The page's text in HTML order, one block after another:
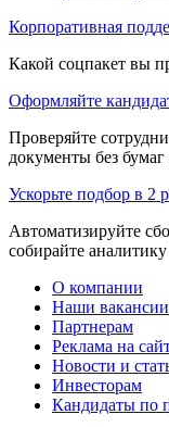
Корпоративная
Какой соцпакет вы
Оформляйте
Проверяйте
документы без
Ускорьте подбор в 2
Автоматизируйте
собирайте
О компании
Наши вакансии
Партнерам
Реклама на
Новости и
Инвесторам
Кандидаты по